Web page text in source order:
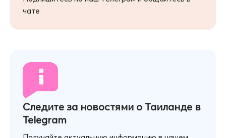
чате
Следите за новостями о Таиланде в
Telegram